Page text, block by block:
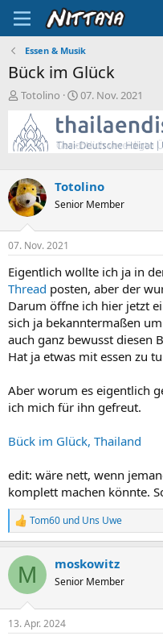
Essen & Musik
Bück im Glück
E
s
t
e
l
e
r
Totolino
E
s
t
e
t
a
07. Nov. 2021
Totolino
Senior Member
07. Nov. 2021
Eigentlich wollte ich ja in
Thread posten, aber der
Darum öffne ich hier jetzt
sich ja bekanntermaßen
auch ganz bewusst diesen
Hat ja etwas mit essen zu
Aber worum es eigentlich
ich mich für ihn gefreut.
Bück im Glück, Thailand
edit: wäre nett, wenn
komplett machen könnte.
R
e
k
i
e
Tom60 und Uns Uwe
M moskowitz
Senior Member
13. Apr. 2024